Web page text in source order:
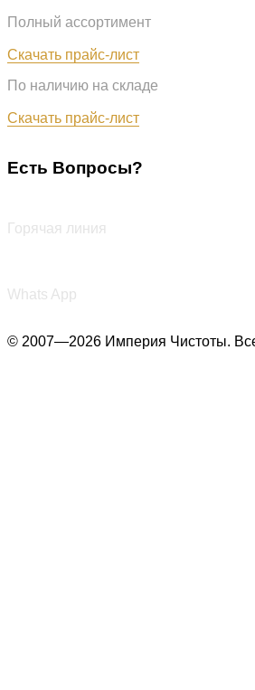
Полный ассортимент
Скачать прайс-лист
По наличию на складе
Скачать прайс-лист
Есть Вопросы?
Горячая линия
Whats App
© 2007—2026 Империя Чистоты.